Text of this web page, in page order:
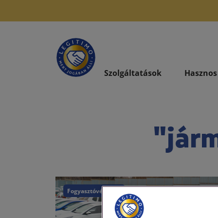
Szolgáltatások
Fogyasztóvédelem